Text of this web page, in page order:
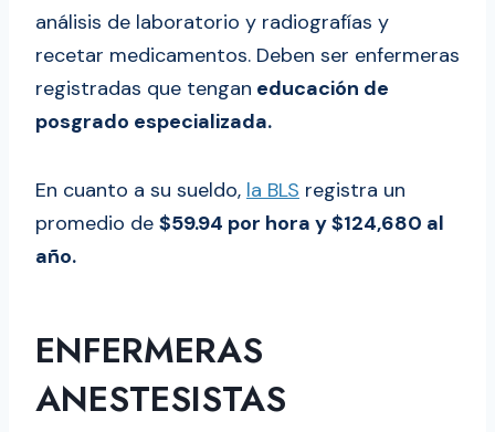
análisis de laboratorio y radiografías y
recetar medicamentos. Deben ser enfermeras
registradas que tengan educación de
posgrado especializada.
En cuanto a su sueldo, la BLS registra un
promedio de $59.94 por hora y $124,680 al
año.
ENFERMERAS
ANESTESISTAS